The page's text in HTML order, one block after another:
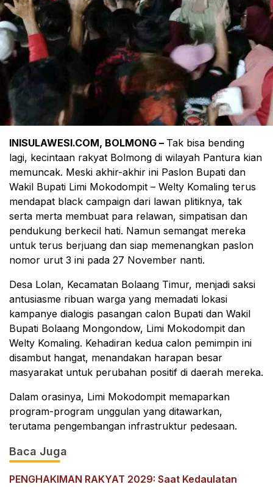
INISULAWESI.COM, BOLMONG – Tak bisa bending
lagi, kecintaan rakyat Bolmong di wilayah Pantura kian
memuncak. Meski akhir-akhir ini Paslon Bupati dan
Wakil Bupati Limi Mokodompit – Welty Komaling terus
mendapat black campaign dari lawan plitiknya, tak
serta merta membuat para relawan, simpatisan dan
pendukung berkecil hati. Namun semangat mereka
untuk terus berjuang dan siap memenangkan paslon
nomor urut 3 ini pada 27 November nanti.
Desa Lolan, Kecamatan Bolaang Timur, menjadi saksi
antusiasme ribuan warga yang memadati lokasi
kampanye dialogis pasangan calon Bupati dan Wakil
Bupati Bolaang Mongondow, Limi Mokodompit dan
Welty Komaling. Kehadiran kedua calon pemimpin ini
disambut hangat, menandakan harapan besar
masyarakat untuk perubahan positif di daerah mereka.
Dalam orasinya, Limi Mokodompit memaparkan
program-program unggulan yang ditawarkan,
terutama pengembangan infrastruktur pedesaan.
Baca Juga
PENGHAKIMAN RAKYAT 2029: Saat Kedaulatan